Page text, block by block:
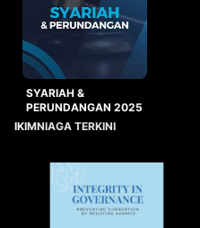
SYARIAH &
PERUNDANGAN 2025
IKIMNIAGA TERKINI